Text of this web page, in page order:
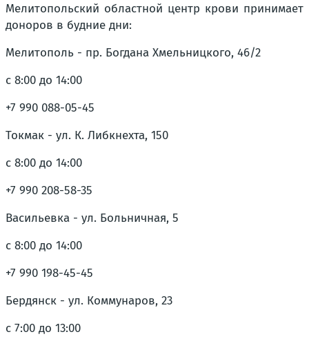
Мелитопольский областной центр крови принимает
доноров в будние дни:
Мелитополь - пр. Богдана Хмельницкого, 46/2
с 8:00 до 14:00
+7 990 088-05-45
Токмак - ул. К. Либкнехта, 150
с 8:00 до 14:00
+7 990 208-58-35
Васильевка - ул. Больничная, 5
с 8:00 до 14:00
+7 990 198-45-45
Бердянск - ул. Коммунаров, 23
с 7:00 до 13:00